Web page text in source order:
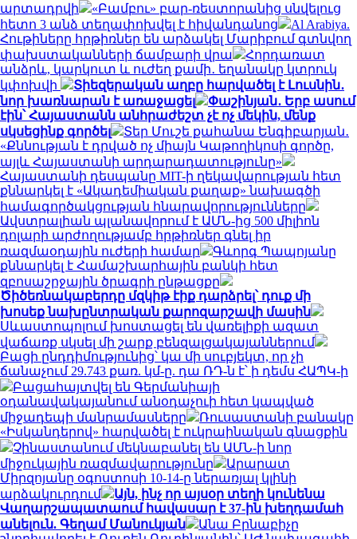
արտադրվի
«Բամբու» բար-ռեստորանից սնվելուց
հետո 3 անձ տեղափոխվել է հիվանդանոց
Al Arabiya.
Հութիները հրթիռներ են արձակել Մարիբում գտնվող
փախստականների ճամբարի վրա
Հորդառատ
անձրև, կարկուտ և ուժեղ քամի․ եղանակը կտրուկ
կփոխվի
Տիեզերական աղբը հարվածել է Լուսնին․
նոր խառնարան է առաջացել
Փաշինյան․ Երբ ասում
էին՝ Հայաստանն անհրաժեշտ չէ ոչ մեկին, մենք
սկսեցինք գործել
Տեր Մուշե քահանա Ենգիբարյան․
«Քննության է դրված ոչ միայն Կաթողիկոսի գործը,
այլև Հայաստանի արդարադատությունը»
Հայաստանի դեսպանը MIT-ի ղեկավարության հետ
քննարկել է «Ակադեմիական քաղաք» նախագծի
համագործակցության հնարավորությունները
Ավստրալիան պլանավորում է ԱՄՆ-ից 500 միլիոն
դոլարի արժողությամբ հրթիռներ գնել իր
ռազմաօդային ուժերի համար
Գևորգ Պապոյանը
քննարկել է Համաշխարհային բանկի հետ
զբոսաշրջային ծրագրի ընթացքը
Ծիծեռնակաբերդը մզկիթ էիք դարձրել՝ դուք մի
խոսեք նախընտրական քարոզարշավի մասին
Սևաստոպոլում խոստացել են վառելիքի ազատ
վաճառք սկսել մի շարք բենզալցակայաններում
Բացի ընդդիմությունից՝ կա մի սուբյեկտ, որ չի
ճանաչում 29.743 քառ. կմ-ը. դա ՌԴ-ն է՝ ի դեմս ՀԱՊԿ-ի
Բացահայտվել են Գերմանիայի
օդանավակայանում անօդաչուի հետ կապված
միջադեպի մանրամասները
Ռուսաստանի բանակը
«Իսկանդերով» հարվածել է ուկրաինական գնացքին
Չինաստանում մեկնաբանել են ԱՄՆ-ի նոր
միջուկային ռազմավարությունը
Արարատ
Միրզոյանը օգոստոսի 10-14-ը ներառյալ կլինի
արձակուրդում
Այն, ինչ որ այսօր տեղի կունենա
Վաղարշապատաում հավասար է 37-ին խեղդամահ
անելուն. Գեղամ Մանուկյան
Անա Բրնաբիչը